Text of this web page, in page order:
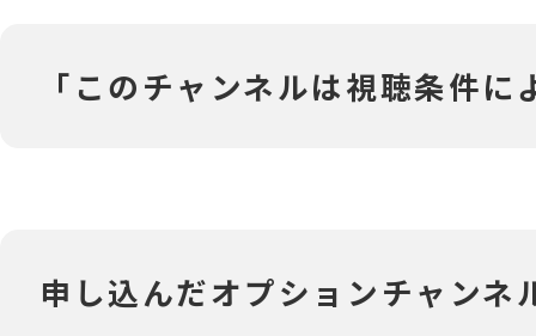
「このチャンネルは視聴条件
申し込んだオプションチャンネ